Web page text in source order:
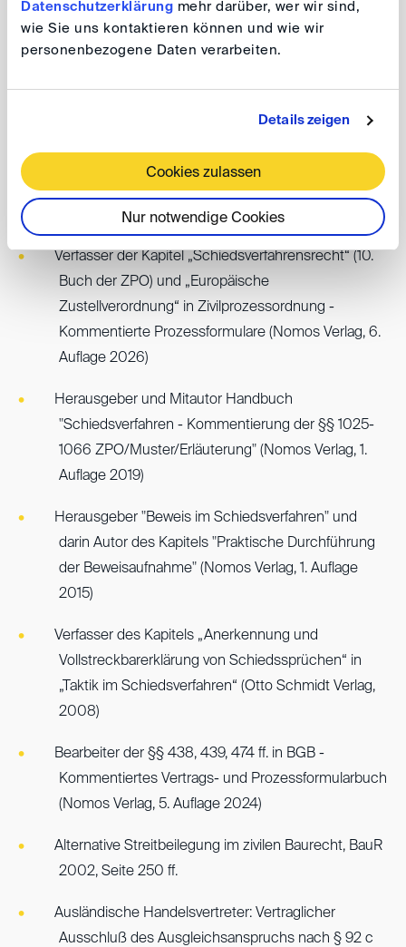
Datenschutzerklärung mehr darüber, wer wir sind,
wie Sie uns kontaktieren können und wie wir
personenbezogene Daten verarbeiten.
Details zeigen
Cookies zulassen
Nur notwendige Cookies
Publikationen
Verfasser der Kapitel „Allgemeines Verfahrensrecht“
(Prozessrecht der Personengesellschaften und der
Gesellschaftsrecht“, in Schwerdtfeger, Kommentar
Gesellschaftsrecht (Carl Heymanns Verlag, 4.
Auflage 2025)
Verfasser der Kapitel „Schiedsverfahrensrecht“ (10.
Buch der ZPO) und „Europäische
Zustellverordnung“ in Zivilprozessordnung -
Kommentierte Prozessformulare (Nomos Verlag, 6.
Auflage 2026)
Herausgeber und Mitautor Handbuch
"Schiedsverfahren - Kommentierung der §§ 1025-
1066 ZPO/Muster/Erläuterung" (Nomos Verlag, 1.
Auflage 2019)
Herausgeber "Beweis im Schiedsverfahren" und
darin Autor des Kapitels "Praktische Durchführung
der Beweisaufnahme" (Nomos Verlag, 1. Auflage
2015)
Verfasser des Kapitels „Anerkennung und
Vollstreckbarerklärung von Schiedssprüchen“ in
„Taktik im Schiedsverfahren“ (Otto Schmidt Verlag,
2008)
Bearbeiter der §§ 438, 439, 474 ff. in BGB -
Kommentiertes Vertrags- und Prozessformularbuch
(Nomos Verlag, 5. Auflage 2024)
Alternative Streitbeilegung im zivilen Baurecht, BauR
2002, Seite 250 ff.
Ausländische Handelsvertreter: Vertraglicher
Ausschluß des Ausgleichsanspruchs nach § 92 c